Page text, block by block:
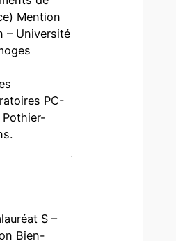
Mention
– Université
PC-
Pothier-
S –
Bien-